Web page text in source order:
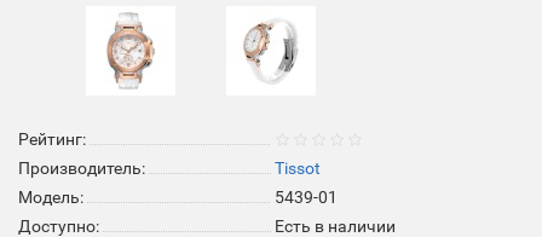
Рейтинг:
Производитель:
Tissot
Модель:
5439-01
Доступно:
Есть в наличии